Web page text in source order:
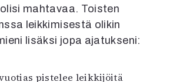
mahtavaa. Toisten
leikkimisestä olikin
lisäksi jopa ajatukseni: